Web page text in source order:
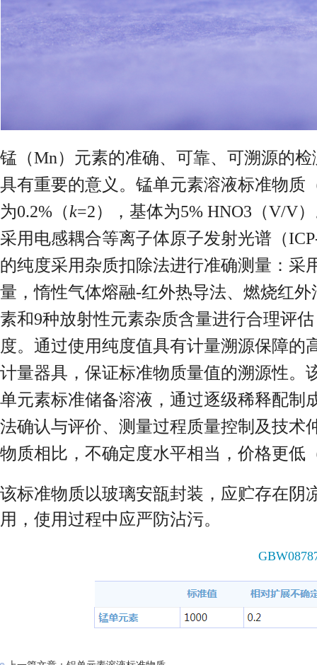
锰（Mn）元素的准确、可靠、可溯源的
具有重要的意义。锰单元素溶液标准物质
为0.2%（k=2），基体为5% HNO3（V/V
采用电感耦合等离子体原子发射光谱（
的纯度采用杂质扣除法进行准确测量：采
量，惰性气体熔融-红外热导法、燃烧红
素和9种放射性元素杂质含量进行合理评
度。通过使用纯度值具有计量溯源保障
计量器具，保证标准物质量值的溯源性。
单元素标准储备溶液，通过逐级稀释配制
法确认与评价、测量过程质量控制及技术
物质相比，不确定度水平相当，价格更低
该标准物质以玻璃安瓿封装，应贮存在阴
用，使用过程中应严防沾污。